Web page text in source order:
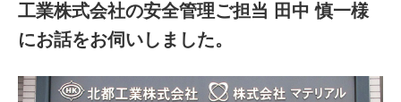
工業株式会社の安全管理ご担当 田中 慎一様
にお話をお伺いしました。